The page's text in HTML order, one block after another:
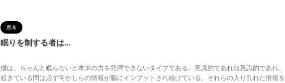
思考
眠りを制する者は…
僕は、ちゃんと眠らないと本来の力を発揮できないタイプである。意識的であれ無意識的であれ、
起きている間は必ず何かしらの情報が脳にインプットされ続けている。それらの入り乱れた情報を